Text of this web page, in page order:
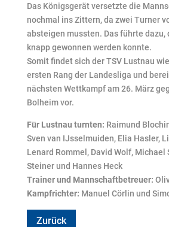
Das Königsgerät versetzte die
nochmal ins Zittern, da zwei Turner
absteigen mussten. Das führte dazu,
knapp gewonnen werden konnte.
Somit findet sich der TSV Lustnau
ersten Rang der Landesliga und
nächsten Wettkampf am 26. März
Bolheim vor.
Für Lustnau turnten: Raimund
Sven van IJsselmuiden, Elia Hasler,
Lenard Rommel, David Wolf, Michael
Steiner und Hannes Heck
Trainer und Mannschaftbetreuer:
Kampfrichter: Manuel Cörlin und
Zurück